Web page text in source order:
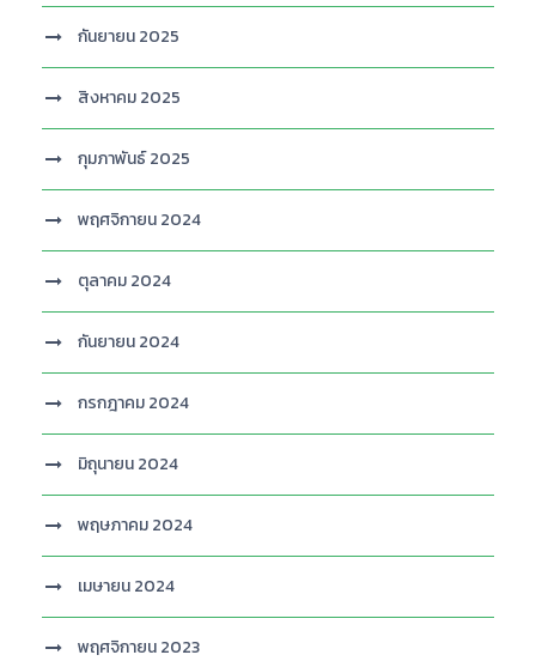
กันยายน 2025
สิงหาคม 2025
กุมภาพันธ์ 2025
พฤศจิกายน 2024
ตุลาคม 2024
กันยายน 2024
กรกฎาคม 2024
มิถุนายน 2024
พฤษภาคม 2024
เมษายน 2024
พฤศจิกายน 2023